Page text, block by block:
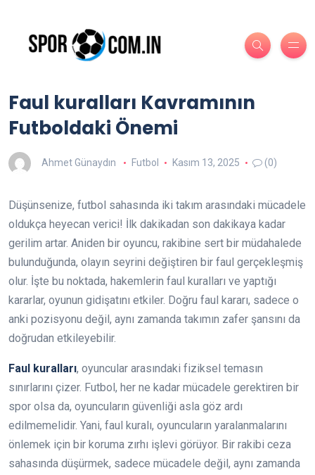
Faul kuralları Kavramının
Futboldaki Önemi
Ahmet Günaydın Futbol Kasım 13, 2025 (0)
Düşünsenize, futbol sahasında iki takım arasındaki mücadele
oldukça heyecan verici! İlk dakikadan son dakikaya kadar
gerilim artar. Aniden bir oyuncu, rakibine sert bir müdahalede
bulunduğunda, olayın seyrini değiştiren bir faul gerçekleşmiş
olur. İşte bu noktada, hakemlerin faul kuralları ve yaptığı
kararlar, oyunun gidişatını etkiler. Doğru faul kararı, sadece o
anki pozisyonu değil, aynı zamanda takımın zafer şansını da
doğrudan etkileyebilir.
Faul kuralları, oyuncular arasındaki fiziksel temasın
sınırlarını çizer. Futbol, her ne kadar mücadele gerektiren bir
spor olsa da, oyuncuların güvenliği asla göz ardı
edilmemelidir. Yani, faul kuralı, oyuncuların yaralanmalarını
önlemek için bir koruma zırhı işlevi görüyor. Bir rakibi ceza
sahasında düşürmek, sadece mücadele değil, aynı zamanda